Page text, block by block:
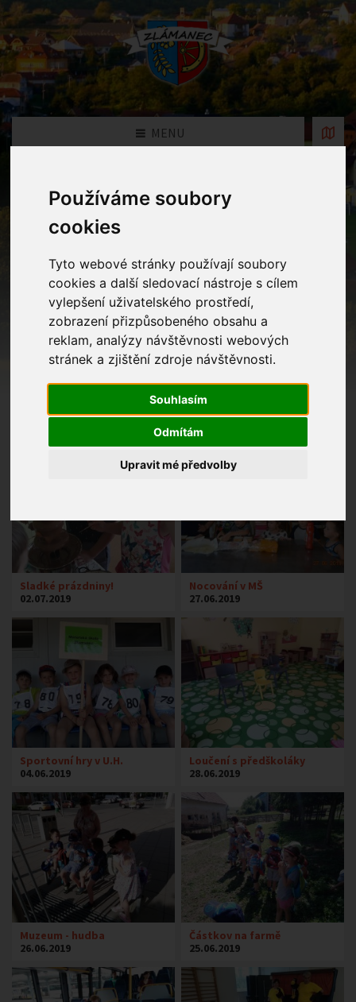
Používáme soubory
cookies
Tyto webové stránky používají soubory
cookies a další sledovací nástroje s cílem
vylepšení uživatelského prostředí,
zobrazení přizpůsobeného obsahu a
reklam, analýzy návštěvnosti webových
stránek a zjištění zdroje návštěvnosti.
Souhlasím
Odmítám
Upravit mé předvolby
MENU
Fotogalerie
Rok
Sladké prázdniny!
02.07.2019
Nocování v MŠ
27.06.2019
Sportovní hry v U.H.
04.06.2019
Loučení s předškoláky
28.06.2019
Muzeum - hudba
26.06.2019
Částkov na farmě
25.06.2019